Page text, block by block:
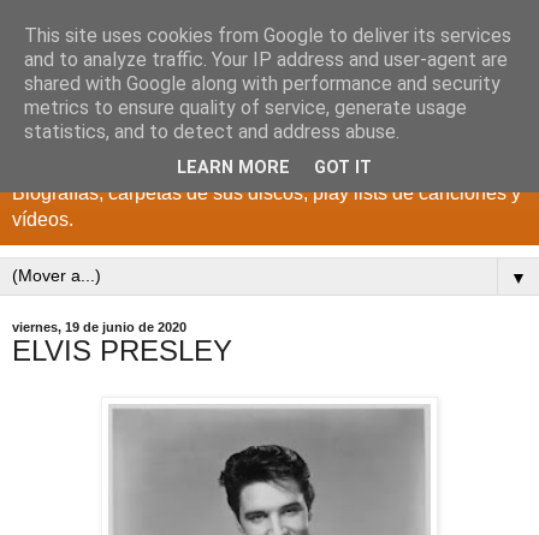
DISCOS PARA EL
RECUERDO
CANTANTES Y GRUPOS DE LOS AÑOS 1950 a 2022.
Biografías, carpetas de sus discos, play lists de canciones y
vídeos.
▼
viernes, 19 de junio de 2020
ELVIS PRESLEY
This site uses cookies from Google to deliver its services
and to analyze traffic. Your IP address and user-agent are
shared with Google along with performance and security
metrics to ensure quality of service, generate usage
statistics, and to detect and address abuse.
LEARN MORE GOT IT